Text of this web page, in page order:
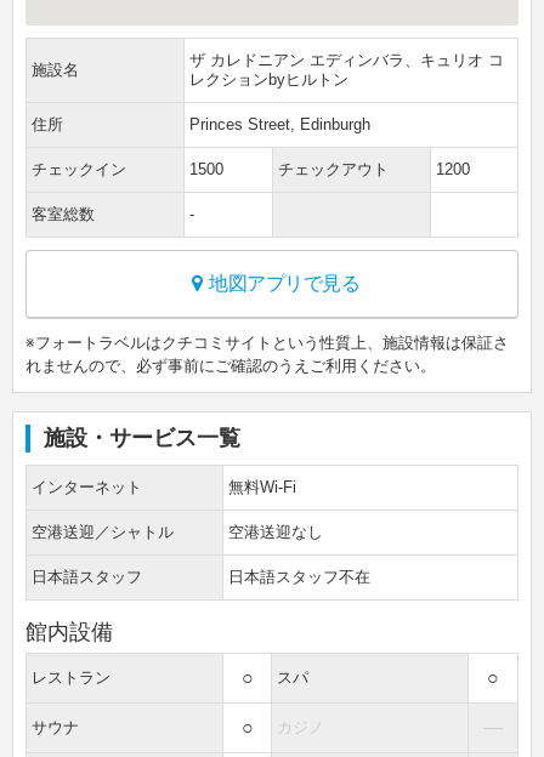
施設名
ザ カレドニアン エディンバラ、キュリオ コ
レクションbyヒルトン
住所 Princes Street, Edinburgh
チェックイン 1500 チェックアウト 1200
客室総数 -
地図アプリで見る
※フォートラベルはクチコミサイトという性質上、施設情報は保証さ
れませんので、必ず事前にご確認のうえご利用ください。
施設・サービス一覧
インターネット 無料Wi-Fi
空港送迎／シャトル 空港送迎なし
日本語スタッフ 日本語スタッフ不在
館内設備
レストラン ○ スパ ○
サウナ ○ カジノ ―